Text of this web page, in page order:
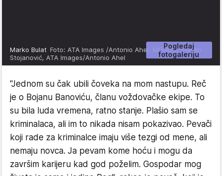
Pogledaj
fotogaleriju
Marko Bulat Foto: ATA Images /Antonio Ahel, MONDO, Stefan
Stojanović, ATA Images/Antonio Ahel
"Jednom su čak ubili čoveka na mom nastupu. Reč
je o Bojanu Banoviću, članu voždovačke ekipe. To
su bila luda vremena, ratno stanje. Plašio sam se
kriminalaca, ali im to nikada nisam pokazivao. Pevači
koji rade za kriminalce imaju više tezgi od mene, ali
nemaju novca. Ja pevam kome hoću i mogu da
završim karijeru kad god poželim. Gospodar mog